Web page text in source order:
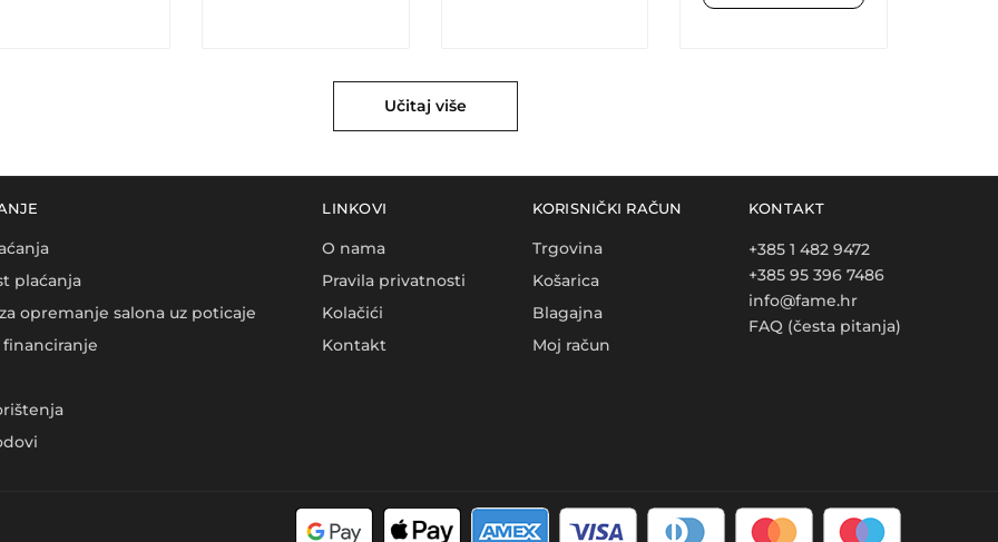
Učitaj više
plaćanja
opremanje salona uz poticaje
financiranje
LINKOVI
O nama
Pravila privatnosti
Kolačići
Kontakt
KORISNIČKI RAČUN
Trgovina
Košarica
Blagajna
Moj račun
KONTAKT
+385 1 482 9472
+385 95 396 7486
info@fame.hr
FAQ (česta pitanja)